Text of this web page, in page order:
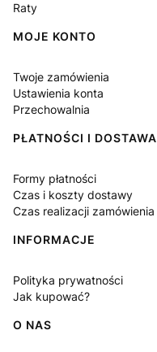
Raty
MOJE KONTO
Twoje zamówienia
Ustawienia konta
Przechowalnia
PŁATNOŚCI I DOSTAWA
Formy płatności
Czas i koszty dostawy
Czas realizacji zamówienia
INFORMACJE
Polityka prywatności
Jak kupować?
O NAS